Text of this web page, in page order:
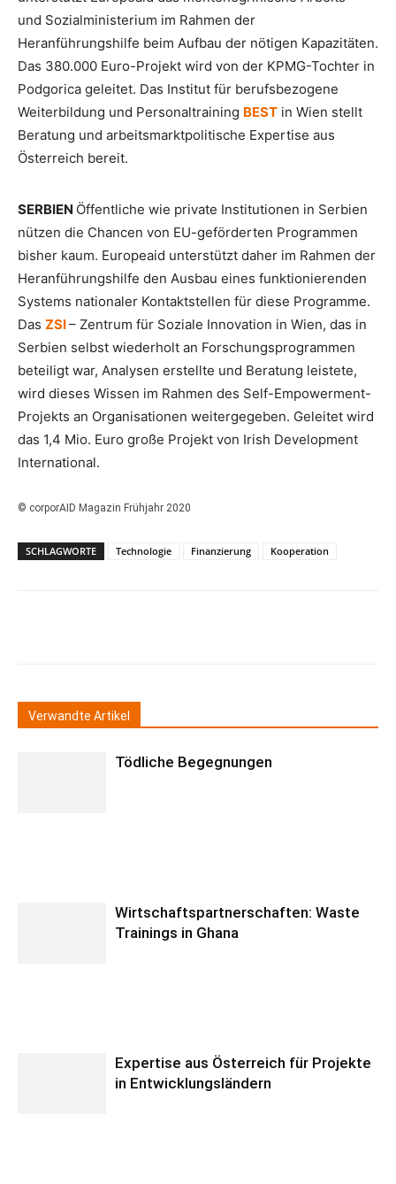
und Sozialministerium im Rahmen der
Heranführungshilfe beim Aufbau der nötigen Kapazitäten.
Das 380.000 Euro-Projekt wird von der KPMG-Tochter in
Podgorica geleitet. Das Institut für berufsbezogene
Weiterbildung und Personaltraining BEST in Wien stellt
Beratung und arbeitsmarktpolitische Expertise aus
Österreich bereit.
SERBIEN Öffentliche wie private Institutionen in Serbien
nützen die Chancen von EU-geförderten Programmen
bisher kaum. Europeaid unterstützt daher im Rahmen der
Heranführungshilfe den Ausbau eines funktionierenden
Systems nationaler Kontaktstellen für diese Programme.
Das ZSI– Zentrum für Soziale Innovation in Wien, das in
Serbien selbst wiederholt an Forschungsprogrammen
beteiligt war, Analysen erstellte und Beratung leistete,
wird dieses Wissen im Rahmen des Self-Empowerment-
Projekts an Organisationen weitergegeben. Geleitet wird
das 1,4 Mio. Euro große Projekt von Irish Development
International.
© corporAID Magazin Frühjahr 2020
SCHLAGWORTE Technologie Finanzierung Kooperation
Verwandte Artikel
Tödliche Begegnungen
Wirtschaftspartnerschaften: Waste
Trainings in Ghana
Expertise aus Österreich für Projekte
in Entwicklungsländern